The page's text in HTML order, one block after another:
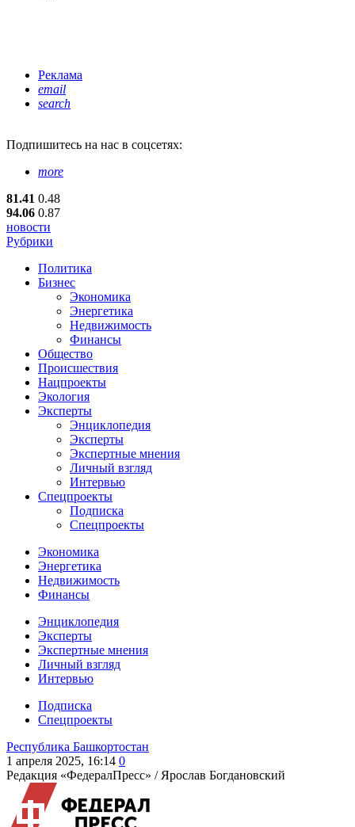
Реклама
email
search
Подпишитесь на нас в соцсетях:
more
81.41 0.48
94.06 0.87
новости
Рубрики
Политика
Бизнес
Экономика
Энергетика
Недвижимость
Финансы
Общество
Происшествия
Нацпроекты
Экология
Эксперты
Энциклопедия
Эксперты
Экспертные мнения
Личный взгляд
Интервью
Спецпроекты
Подписка
Спецпроекты
Экономика
Энергетика
Недвижимость
Финансы
Энциклопедия
Эксперты
Экспертные мнения
Личный взгляд
Интервью
Подписка
Спецпроекты
Республика Башкортостан
1 апреля 2025, 16:14 0
Редакция «ФедералПресс» / Ярослав Богдановский